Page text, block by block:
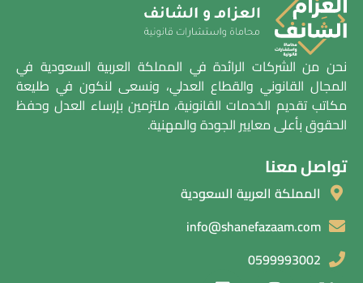
نحن من الشركات الرائدة في المملكة العربية السعودية في
المجال القانوني والقطاع العدلي، ونسعى لنكون في طليعة
مكاتب تقديم الخدمات القانونية، ملتزمين بإرساء العدل وحفظ
الحقوق بأعلى معايير الجودة والمهنية.
تواصل معنا
المملكة العربية السعودية
info@shanefazaam.com
0599993002